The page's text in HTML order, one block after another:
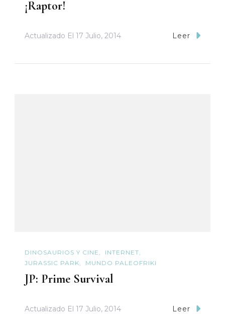
¡Raptor!
Actualizado El 17 Julio, 2014 Leer
DINOSAURIOS Y CINE
INTERNET
JURASSIC PARK
MUNDO PALEOFRIKI
JP: Prime Survival
Actualizado El 17 Julio, 2014 Leer